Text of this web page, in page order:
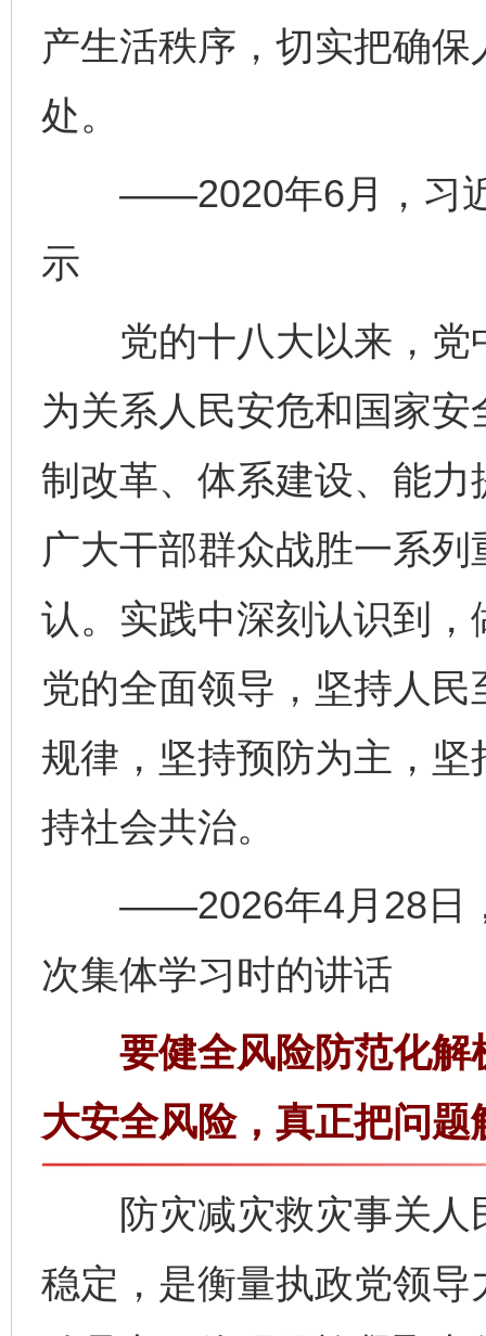
产生活秩序，切实把确
处。
——2020年6月，习近
示
党的十八大以来，党
为关系人民安危和国家
制改革、体系建设、能
广大干部群众战胜一系
认。实践中深刻认识到
党的全面领导，坚持人
规律，坚持预防为主，
持社会共治。
——2026年4月28日，
次集体学习时的讲话
要健全风险防范化解
大安全风险，真正把问
防灾减灾救灾事关人
稳定，是衡量执政党领